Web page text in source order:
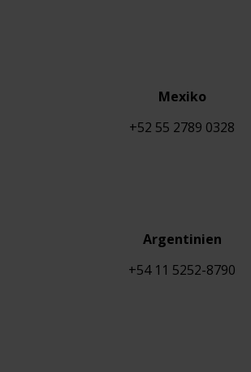
Mexiko
+52 55 2789 0328
Argentinien
+54 11 5252-8790